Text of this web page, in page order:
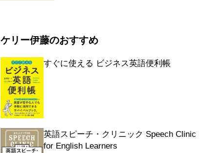
ケリー伊藤のおすすめ
すぐに使える ビジネス英語便利帳
英語スピーチ・クリニック Speech Clinic
for English Learners